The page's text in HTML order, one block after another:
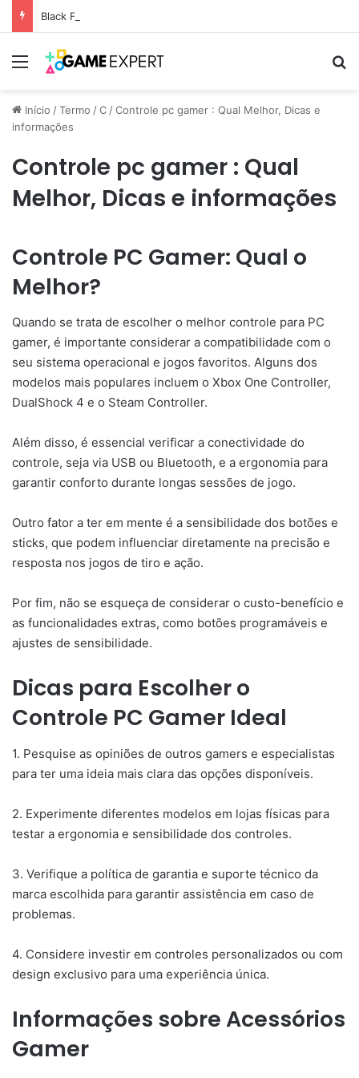
Black Friday: descontos incríveis em eletrônicos
Menu
Início /Termo /C /Controle pc gamer : Qual Melhor, Dicas e
informações
Controle pc gamer : Qual
Melhor, Dicas e informações
Controle PC Gamer: Qual o
Melhor?
Quando se trata de escolher o melhor controle para PC
gamer, é importante considerar a compatibilidade com o
seu sistema operacional e jogos favoritos. Alguns dos
modelos mais populares incluem o Xbox One Controller,
DualShock 4 e o Steam Controller.
Além disso, é essencial verificar a conectividade do
controle, seja via USB ou Bluetooth, e a ergonomia para
garantir conforto durante longas sessões de jogo.
Outro fator a ter em mente é a sensibilidade dos botões e
sticks, que podem influenciar diretamente na precisão e
resposta nos jogos de tiro e ação.
Por fim, não se esqueça de considerar o custo-benefício e
as funcionalidades extras, como botões programáveis e
ajustes de sensibilidade.
Dicas para Escolher o
Controle PC Gamer Ideal
1. Pesquise as opiniões de outros gamers e especialistas
para ter uma ideia mais clara das opções disponíveis.
2. Experimente diferentes modelos em lojas físicas para
testar a ergonomia e sensibilidade dos controles.
3. Verifique a política de garantia e suporte técnico da
marca escolhida para garantir assistência em caso de
problemas.
4. Considere investir em controles personalizados ou com
design exclusivo para uma experiência única.
Informações sobre Acessórios
Gamer